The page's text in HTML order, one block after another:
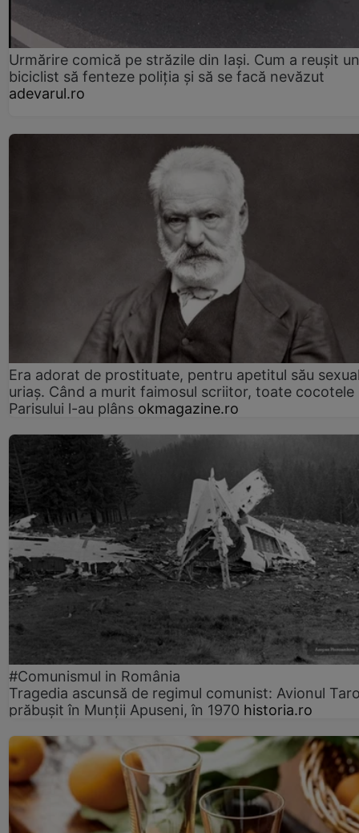
Urmărire comică pe străzile din Iași. Cum a reușit un
biciclist să fenteze poliția și să se facă nevăzut
adevarul.ro
Era adorat de prostituate, pentru apetitul său
uriaș. Când a murit faimosul scriitor, toate cocotele
Parisului l-au plâns okmagazine.ro
#Comunismul in România
Tragedia ascunsă de regimul comunist: Avionul
prăbușit în Munții Apuseni, în 1970 historia.ro